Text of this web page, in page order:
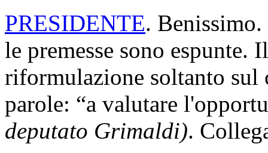
PRESIDENTE.
le premesse sono espunte.
riformulazione soltanto sul
parole: “a valutare
deputato Grimaldi).